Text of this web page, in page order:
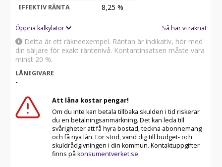
EFFEKTIV RÄNTA 8,25 %
Öppna kalkylator Så har vi räknat
Detta är ett räkneexempel. Räntan är indikativ, hör med
din säljare för exakt räntenivå. Kontantinsatsen måste vara
minst 20 %.
LÅNEGIVARE
-
Att låna kostar pengar!
Om du inte kan betala tillbaka skulden i tid riskerar
du en betalningsanmärkning. Det kan leda till
svårigheter att få hyra bostad, teckna abonnemang
och få nya lån. För stöd, vänd dig till budget- och
skuldrådgivningen i din kommun. Kontaktuppgifter
finns på konsumentverket.se.